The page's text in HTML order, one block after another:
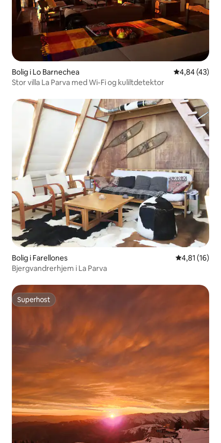
Bolig i Lo Barnechea 4,84 ud af 5 i
4,84 (43)
Stor villa La Parva med Wi-Fi og kuliltdetektor
Bolig i Farellones 4,81 ud af 5
4,81 (16)
Bjergvandrerhjem i La Parva
Superhost
Superhost